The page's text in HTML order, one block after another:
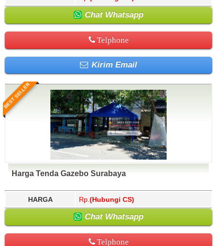
Chat Whatsapp
Telphone
Kirim Email
BEST SELLER
Harga Tenda Gazebo Surabaya
HARGA Rp. (Hubungi CS)
Chat Whatsapp
Telphone